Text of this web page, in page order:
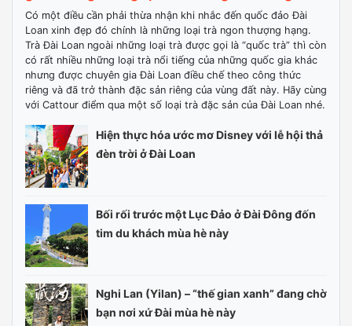
Có một điều cần phải thừa nhận khi nhắc đến quốc đảo Đài
Loan xinh đẹp đó chính là những loại trà ngon thượng hạng.
Trà Đài Loan ngoài những loại trà được gọi là “quốc trà” thì còn
có rất nhiều những loại trà nổi tiếng của những quốc gia khác
nhưng được chuyên gia Đài Loan điều chế theo công thức
riêng và đã trở thành đặc sản riêng của vùng đất này. Hãy cùng
với Cattour điểm qua một số loại trà đặc sản của Đài Loan nhé.
Hiện thực hóa ước mơ Disney với lễ hội thả
đèn trời ở Đài Loan
Bối rối trước một Lục Đảo ở Đài Đông đốn
tim du khách mùa hè này
Nghi Lan (Yilan) – “thế gian xanh” đang chờ
bạn nơi xứ Đài mùa hè này